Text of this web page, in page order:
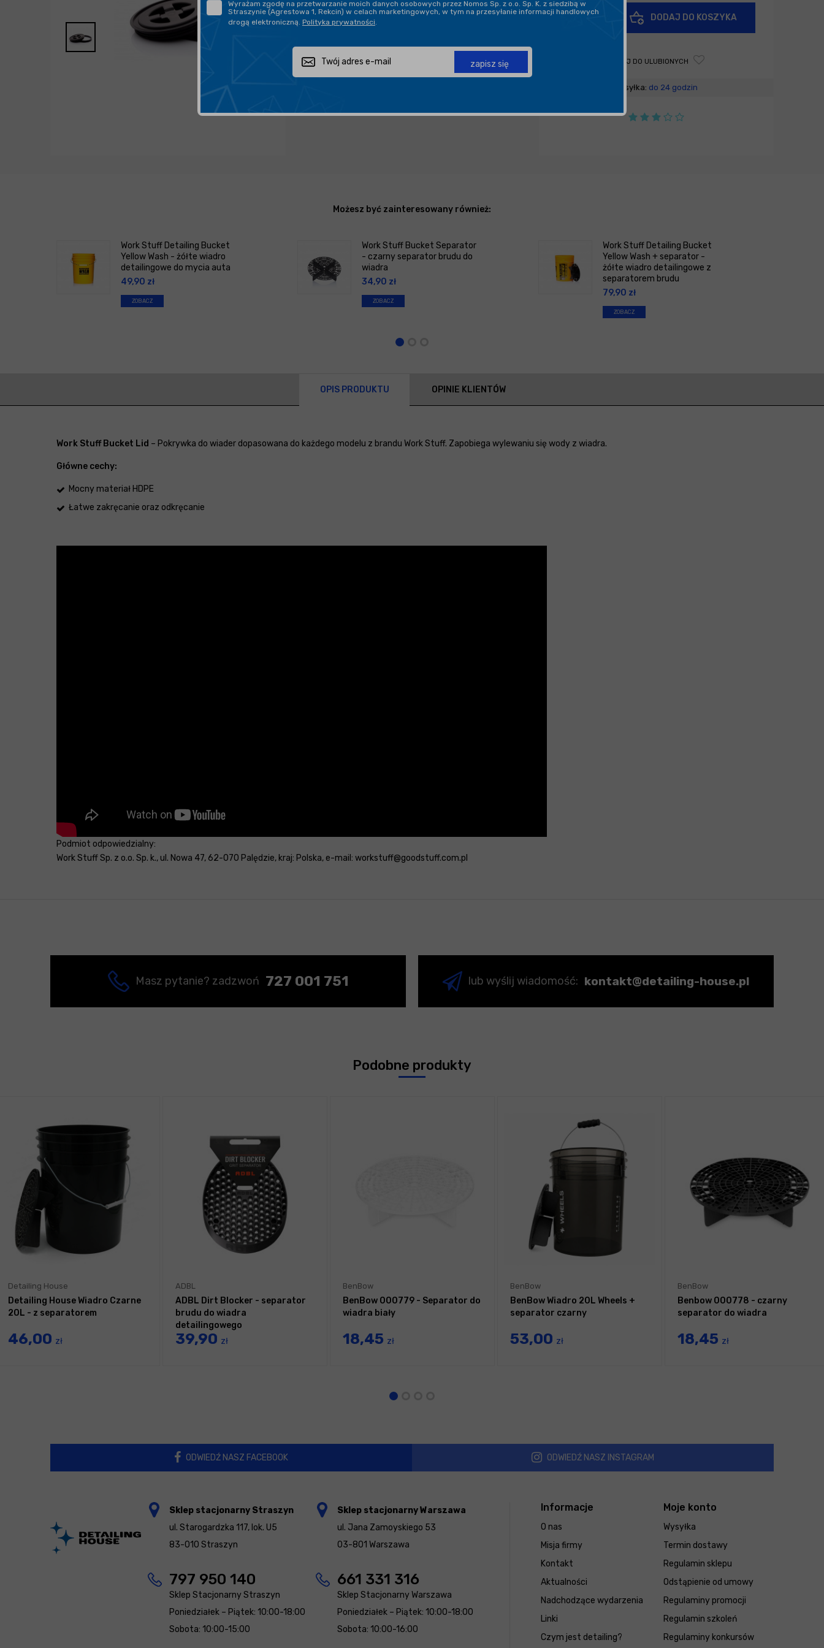
PROFESJONALNE DORADZTWO
Udostępnij
+
DODAJ DO KOSZYKA
DODAJ DO ULUBIONYCH
Wysyłka: do 24 godzin
Możesz być zainteresowany również:
Work Stuff Detailing Bucket
Yellow Wash - żółte wiadro
detailingowe do mycia auta
49,90 zł
ZOBACZ
Work Stuff Bucket Separator
- czarny separator brudu do
wiadra
34,90 zł
ZOBACZ
Work Stuff Detailing Bucket
Yellow Wash + separator -
żółte wiadro detailingowe z
separatorem brudu
79,90 zł
ZOBACZ
OPIS PRODUKTU OPINIE KLIENTÓW
Work Stuff Bucket Lid – Pokrywka do wiader dopasowana do każdego modelu z brandu Work Stuff. Zapobiega wylewaniu się wody z wiadra.
Główne cechy:
Mocny materiał HDPE
Łatwe zakręcanie oraz odkręcanie
Podmiot odpowiedzialny:
Work Stuff Sp. z o.o. Sp. k., ul. Nowa 47, 62-070 Palędzie, kraj: Polska, e-mail: workstuff@goodstuff.com.pl
Masz pytanie? zadzwoń 727 001 751 lub wyślij wiadomość: kontakt@detailing-house.pl
Podobne produkty
Detailing House
Detailing House Wiadro Czarne
20L - z separatorem
46,00 zł
ADBL
ADBL Dirt Blocker - separator
brudu do wiadra
detailingowego
39,90 zł
BenBow
BenBow 000779 - Separator do
wiadra biały
18,45 zł
BenBow
BenBow Wiadro 20L Wheels +
separator czarny
53,00 zł
BenBow
Benbow 000778 - czarny
separator do wiadra
18,45 zł
ODWIEDŹ NASZ FACEBOOK ODWIEDŹ NASZ INSTAGRAM
Wyrażam zgodę na przetwarzanie moich danych osobowych przez Nomos Sp. z o.o. Sp. K. z siedzibą w
Straszynie (Agrestowa 1, Rekcin) w celach marketingowych, w tym na przesyłanie informacji handlowych
drogą elektroniczną. Polityka prywatności
zapisz się
Informacje
O nas
Misja firmy
Kontakt
Aktualności
Nadchodzące wydarzenia
Linki
Czym jest detailing?
Moje konto
Wysyłka
Termin dostawy
Regulamin sklepu
Odstąpienie od umowy
Regulaminy promocji
Regulamin szkoleń
Regulaminy konkursów
Sklep stacjonarny Straszyn
ul. Starogardzka 117, lok. U5
83-010 Straszyn
797 950 140
Sklep Stacjonarny Straszyn
Poniedziałek – Piątek: 10:00-18:00
Sobota: 10:00-15:00
Sklep stacjonarny Warszawa
ul. Jana Zamoyskiego 53
03-801 Warszawa
661 331 316
Sklep Stacjonarny Warszawa
Poniedziałek – Piątek: 10:00-18:00
Sobota: 10:00-16:00